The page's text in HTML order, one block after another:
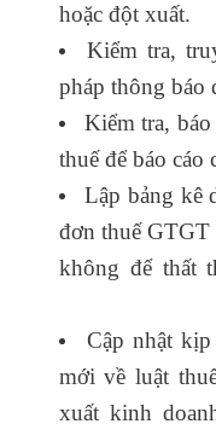
hoặc đột xuất.
Kiểm tra,
pháp thông báo
Kiểm tra,
thuế để báo cáo
Lập bảng kê
đơn thuế
không để thất
Cập nhật
mới về luật
xuất kinh